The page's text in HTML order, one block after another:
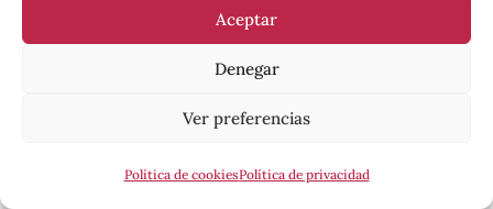
Aceptar
Denegar
Ver preferencias
Política de cookiesPolítica de privacidad
uso de Internet. Si se aprueba, todos
estaremos forzados a escanear nuestro
DNI o nuestra cara antes de acceder a
webs y aplicaciones.